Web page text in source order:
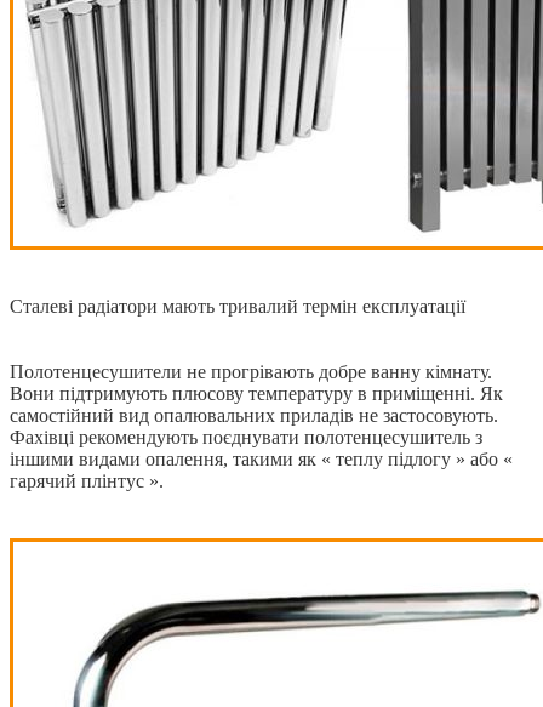
Сталеві радіатори мають тривалий термін експлуатації
Полотенцесушители не прогрівають добре ванну кімнату.
Вони підтримують плюсову температуру в приміщенні. Як
самостійний вид опалювальних приладів не застосовують.
Фахівці рекомендують поєднувати полотенцесушитель з
іншими видами опалення, такими як « теплу підлогу » або «
гарячий плінтус ».